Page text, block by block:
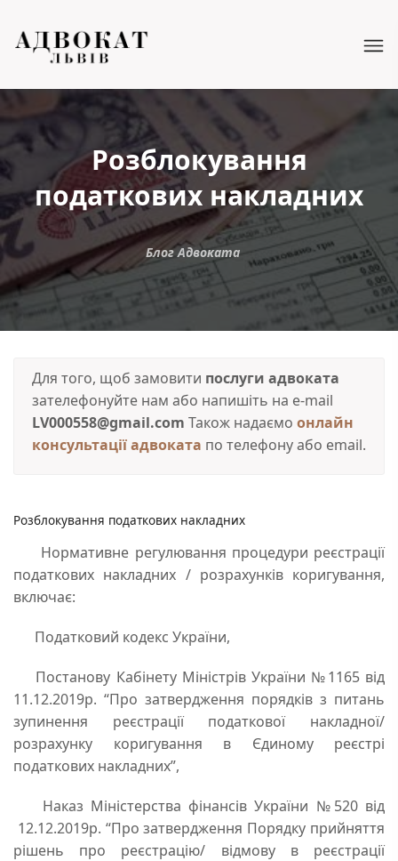
Розблокування
податкових накладних
Блог Адвоката
Для того, щоб замовити послуги адвоката
зателефонуйте нам або напишіть на e-mail
LV000558@gmail.com Також надаємо онлайн
консультації адвоката по телефону або email.
Розблокування податкових накладних
Нормативне регулювання процедури реєстрації
податкових накладних / розрахунків коригування,
включає:
Податковий кодекс України,
Постанову Кабінету Міністрів України №1165 від
11.12.2019р. “Про затвердження порядків з питань
зупинення реєстрації податкової накладної/
розрахунку коригування в Єдиному реєстрі
податкових накладних”,
Наказ Міністерства фінансів України №520 від
12.12.2019р. “Про затвердження Порядку прийняття
рішень про реєстрацію/ відмову в реєстрації